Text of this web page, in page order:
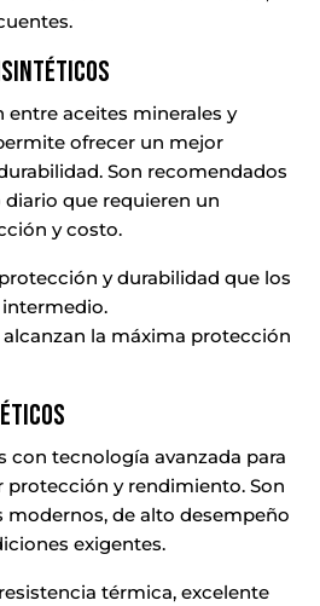
aceites minerales y
ofrecer un mejor
Son recomendados
diario que requieren un
y costo.
y durabilidad que los
alcanzan la máxima protección
con tecnología avanzada para
y rendimiento. Son
modernos, de alto desempeño
exigentes.
térmica, excelente